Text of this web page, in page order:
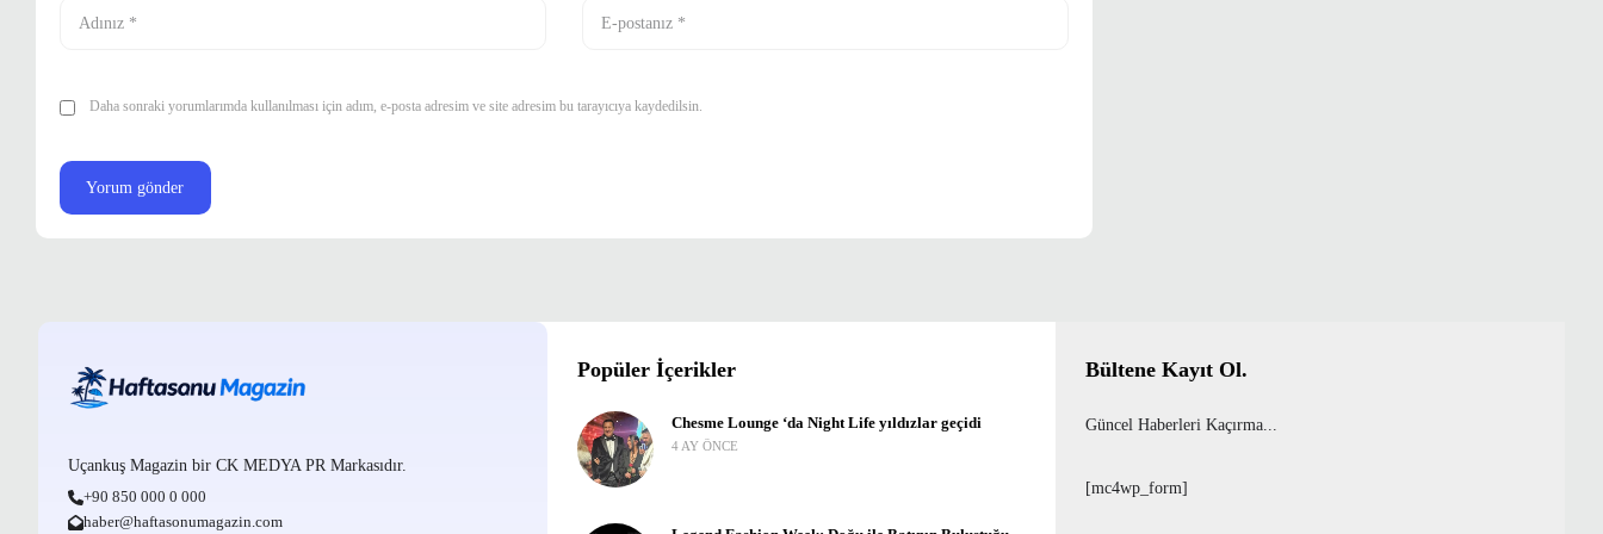
Daha sonraki yorumlarımda kullanılması için adım, e-posta adresim ve site adresim bu tarayıcıya kaydedilsin.
Uçankuş Magazin bir CK MEDYA PR Markasıdır.
+90 850 000 0 000
haber@haftasonumagazin.com
Popüler İçerikler
Chesme Lounge ‘da Night Life yıldızlar geçidi
4 AY ÖNCE
Bültene Kayıt Ol.
Güncel Haberleri Kaçırma...
[mc4wp_form]